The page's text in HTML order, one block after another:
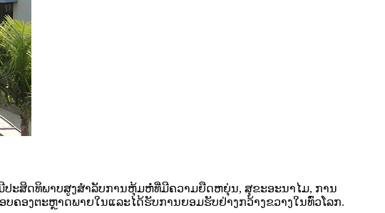
ປະສິດທິພາບສູງສໍາລັບການຫຸ້ມຫໍ່ທີ່ມີຄວາມຍືດຫຍຸ່ນ, ສຸຂະອະນາໄມ, ການ
ຄອງຕະຫຼາດພາຍໃນແລະໄດ້ຮັບການຍອມຮັບຢ່າງກວ້າງຂວາງໃນທົ່ວໂລກ.